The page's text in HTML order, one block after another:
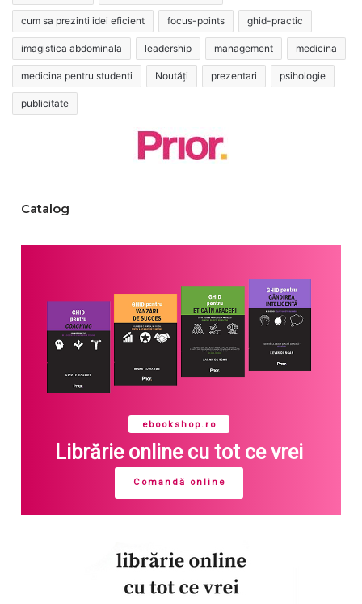
cum sa prezinti idei eficient focus-points ghid-practic
imagistica abdominala leadership management medicina
medicina pentru studenti Noutăți prezentari psihologie
publicitate
Catalog
ebookshop.ro
Librărie online cu tot ce vrei
Comandă online